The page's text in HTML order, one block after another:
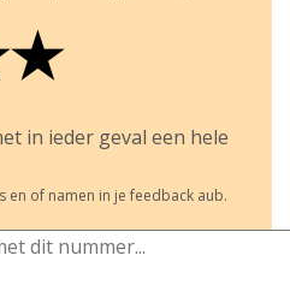
★
in ieder geval een hele
en of namen in je feedback aub.